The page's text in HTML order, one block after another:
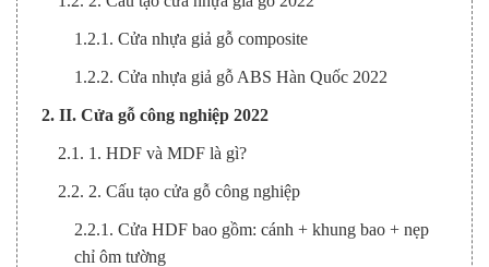
1.2.1. Cửa nhựa giả gỗ composite
1.2.2. Cửa nhựa giả gỗ ABS Hàn Quốc 2022
2. II. Cửa gỗ công nghiệp 2022
2.1. 1. HDF và MDF là gì?
2.2. 2. Cấu tạo cửa gỗ công nghiệp
2.2.1. Cửa HDF bao gồm: cánh + khung bao + nẹp
chỉ ôm tường